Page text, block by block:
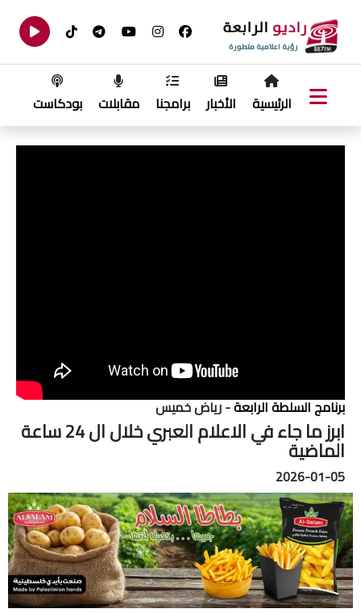
الرئيسية الأخبار برامجنا مقابلات بودكاست
برنامج السلطة الرابعة- رياض خميس
ابرز ما جاء في الاعلام العبري خلال ال 24 ساعة
الماضية
2026-01-05